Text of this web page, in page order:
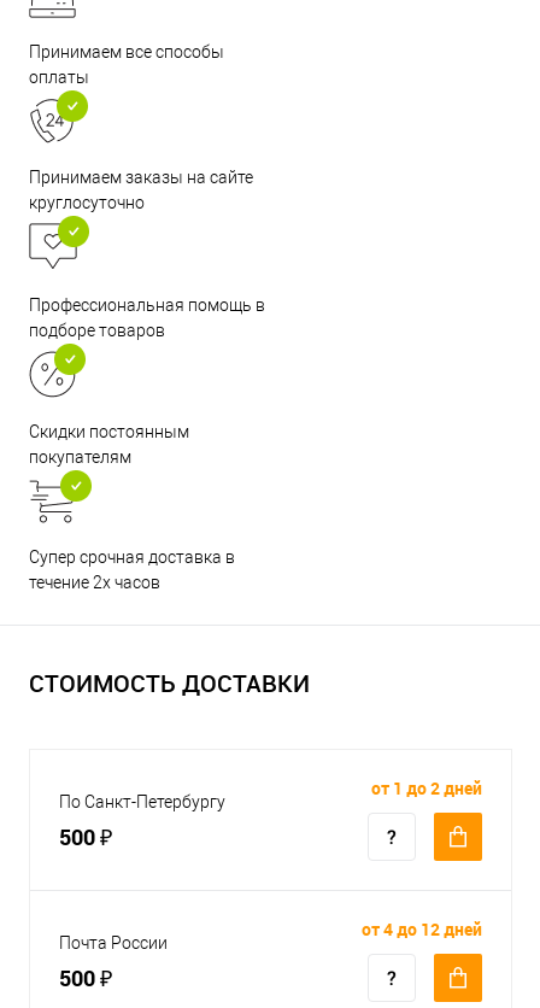
Принимаем все способы
оплаты
Принимаем заказы на сайте
круглосуточно
Профессиональная помощь в
подборе товаров
Скидки постоянным
покупателям
Супер срочная доставка в
течение 2х часов
СТОИМОСТЬ ДОСТАВКИ
По Санкт-Петербургу
500 ₽
от 1 до 2 дней
Почта России
500 ₽
от 4 до 12 дней